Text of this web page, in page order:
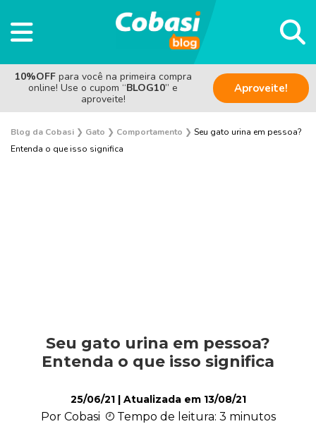
10%OFF para você na primeira compra
online! Use o cupom “BLOG10” e
aproveite!
Aproveite!
Blog da Cobasi ❯ Gato ❯ Comportamento ❯ Seu gato urina em pessoa?
Entenda o que isso significa
Comportamento
Curiosidades
Seu gato urina em pessoa?
Entenda o que isso significa
25/06/21| Atualizada em 13/08/21
Por Cobasi Tempo de leitura: 3 minutos